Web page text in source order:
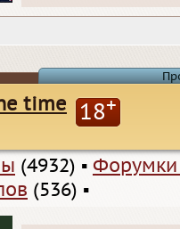
time 18+
(4932) ▪
(536) ▪